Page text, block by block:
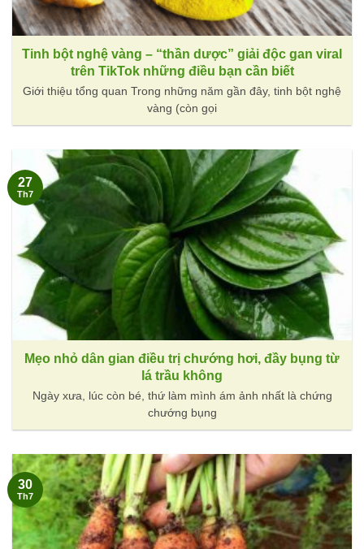
Tinh bột nghệ vàng – “thần dược” giải độc gan viral
trên TikTok những điều bạn cần biết
Giới thiệu tổng quan Trong những năm gần đây, tinh bột nghệ
vàng (còn gọi
Mẹo nhỏ dân gian điều trị chướng hơi, đầy bụng từ
lá trầu không
Ngày xưa, lúc còn bé, thứ làm mình ám ảnh nhất là chứng
chướng bụng
27
Th7
30
Th7